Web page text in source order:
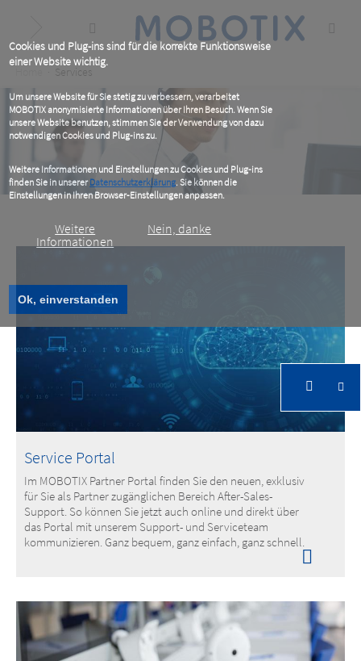
Cookies und Plug-ins sind für die korrekte Funktionsweise
einer Website wichtig.
Um unsere Website für Sie stetig zu verbessern, verarbeitet
MOBOTIX anonymisierte Informationen über Ihren Besuch. Wenn Sie
unsere Website benutzen, stimmen Sie der Verwendung von dazu
notwendigen Cookies und Plug-ins zu.
Weitere Informationen und Einstellungen zu Cookies und Plug-ins
finden Sie in unsererDatenschutzerklärung. Sie können die
Einstellungen in Ihren Browser-Einstellungen anpassen.
Weitere
Informationen
Nein, danke
Ok, einverstanden
content
Breadcrumb
Services
MOBOTIX Services
MOBOTIX Services
Service Portal
Im MOBOTIX Partner Portal finden Sie den neuen, exklusiv
für Sie als Partner zugänglichen Bereich After-Sales-
Support. So können Sie jetzt auch online und direkt über
das Portal mit unserem Support- und Serviceteam
kommunizieren. Ganz bequem, ganz einfach, ganz schnell.